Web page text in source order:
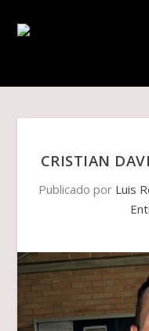
CRISTIAN
Publicado por Luis